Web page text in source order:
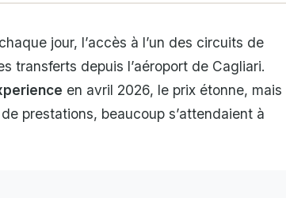
jour, l’accès à l’un des circuits de
transferts depuis l’aéroport de Cagliari.
en avril 2026, le prix étonne, mais
prestations, beaucoup s’attendaient à